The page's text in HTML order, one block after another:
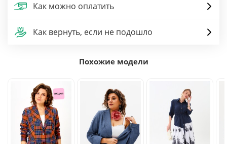
Как можно оплатить
Как вернуть, если не подошло
Похожие модели